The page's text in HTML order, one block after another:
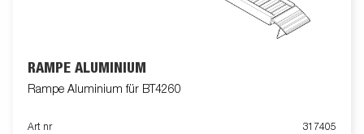
RAMPE ALUMINIUM
Rampe Aluminium für BT4260
Art nr 317405